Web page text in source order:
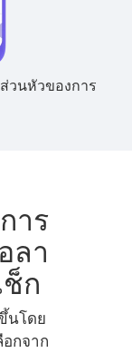
ส่วนหัวของการ
าร
ลา
ก
นโดย
กจาก